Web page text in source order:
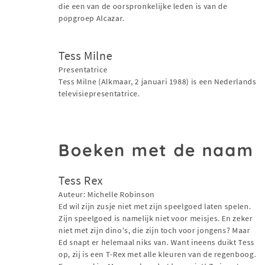
die een van de oorspronkelijke leden is van de
popgroep Alcazar.
Tess Milne
Presentatrice
Tess Milne (Alkmaar, 2 januari 1988) is een Nederlands
televisiepresentatrice.
Boeken met de naam
Tess Rex
Auteur: Michelle Robinson
Ed wil zijn zusje niet met zijn speelgoed laten spelen.
Zijn speelgoed is namelijk niet voor meisjes. En zeker
niet met zijn dino's, die zijn toch voor jongens? Maar
Ed snapt er helemaal niks van. Want ineens duikt Tess
op, zij is een T-Rex met alle kleuren van de regenboog.